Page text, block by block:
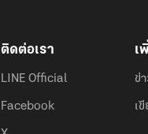
ติดต่อเรา
LINE Official
Facebook
เ
ข่
เ